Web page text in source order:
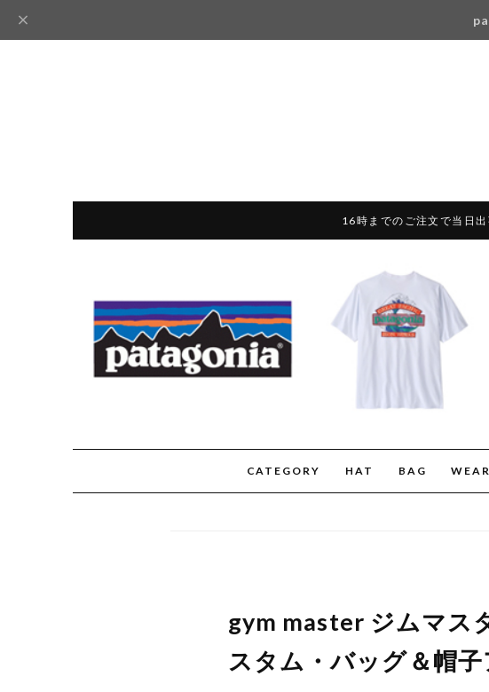
16時までのご注文で当日
CATEGORY HAT BAG WEAR
gym master ジムマス
スタム・バッグ＆帽